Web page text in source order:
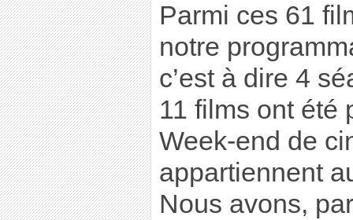
Parmi ces 61
notre
c’est à dire 4
11 films ont été
Week-end de
appartiennent
Nous avons,